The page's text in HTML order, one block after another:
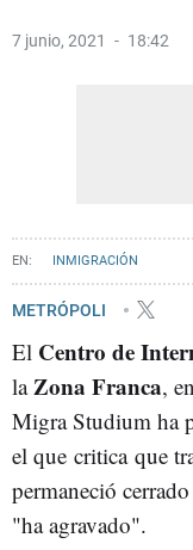
7 junio, 2021 18:42
INMIGRACIÓN
METRÓPOLI
El Centro de
laZona Franca,
Migra Studium ha
el que critica que
permaneció
"ha agravado".